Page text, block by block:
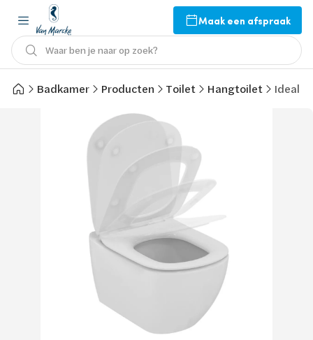
Maak een afspraak
Waar ben je naar op zoek?
Badkamer Producten Toilet Hangtoilet Ideal